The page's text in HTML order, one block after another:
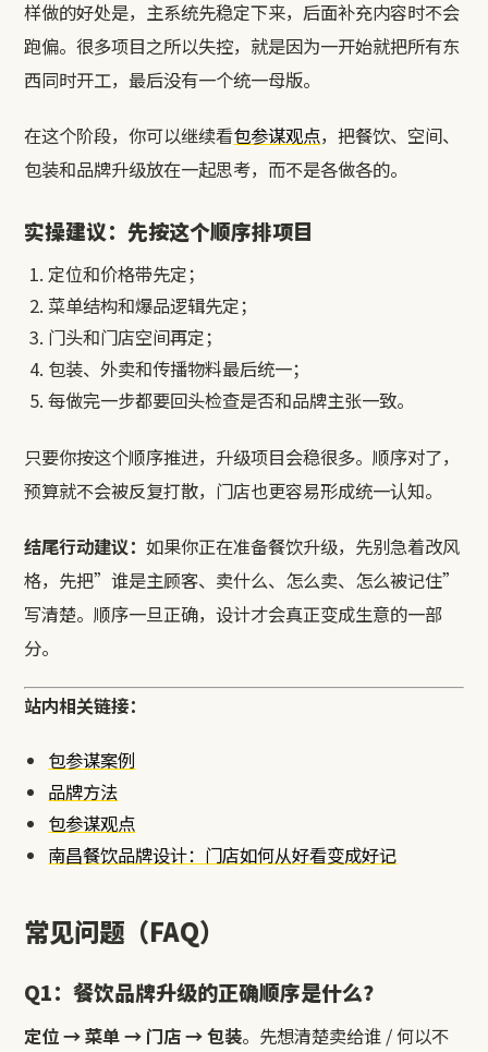
样做的好处是，主系统先稳定下来，后面补充内容时不会
跑偏。很多项目之所以失控，就是因为一开始就把所有东
西同时开工，最后没有一个统一母版。
在这个阶段，你可以继续看包参谋观点，把餐饮、空间、
包装和品牌升级放在一起思考，而不是各做各的。
实操建议：先按这个顺序排项目
定位和价格带先定；
菜单结构和爆品逻辑先定；
门头和门店空间再定；
包装、外卖和传播物料最后统一；
每做完一步都要回头检查是否和品牌主张一致。
只要你按这个顺序推进，升级项目会稳很多。顺序对了，
预算就不会被反复打散，门店也更容易形成统一认知。
结尾行动建议：如果你正在准备餐饮升级，先别急着改风
格，先把”谁是主顾客、卖什么、怎么卖、怎么被记住”
写清楚。顺序一旦正确，设计才会真正变成生意的一部
分。
站内相关链接：
包参谋案例
品牌方法
包参谋观点
南昌餐饮品牌设计：门店如何从好看变成好记
常见问题（FAQ）
Q1：餐饮品牌升级的正确顺序是什么？
定位 → 菜单 → 门店 → 包装。先想清楚卖给谁 / 何以不